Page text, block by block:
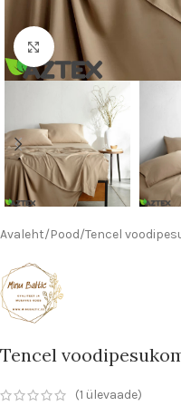
Kliki suurendamiseks
Avaleht/Pood/Tencel
Tencel
(1 ülevaade)